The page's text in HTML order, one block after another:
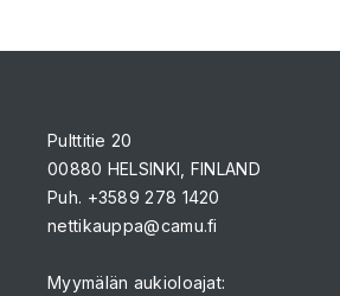
Pulttitie 20
00880 HELSINKI, FINLAND
Puh. +3589 278 1420
nettikauppa@camu.fi
Myymälän aukioloajat: